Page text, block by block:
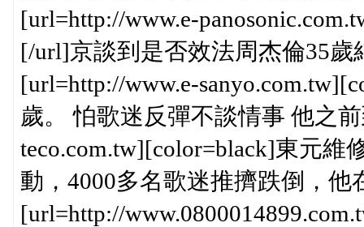
[url=http://www.e-
[/url]京談到是否效法周杰倫35
[url=http://www.e-
歲。 怕歌迷反彈不談情事 他之
teco.com.tw][color=black]東元
動，4000多名歌迷推擠跌倒，他
[url=http://